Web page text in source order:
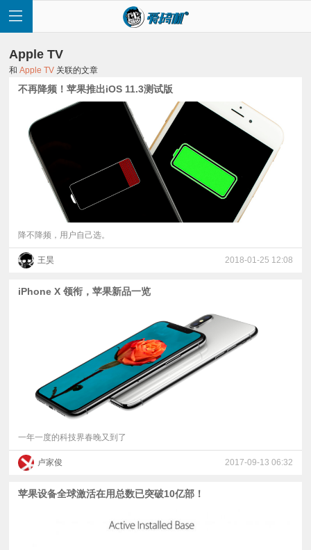
讯
评
普
Apple TV
和Apple TV 关联的文章
不再降频！苹果推出iOS 11.3测试版
降不降频，用户自己选。
王昊 2018-01-25 12:08
iPhone X 领衔，苹果新品一览
一年一度的科技界春晚又到了
卢家俊 2017-09-13 06:32
苹果设备全球激活在用总数已突破10亿部！